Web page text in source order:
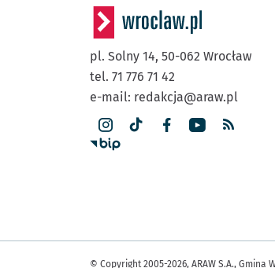
pl. Solny 14, 50-062 Wrocław
tel. 71 776 71 42
e-mail: redakcja@araw.pl
© Copyright 2005-2026, ARAW S.A., Gmina